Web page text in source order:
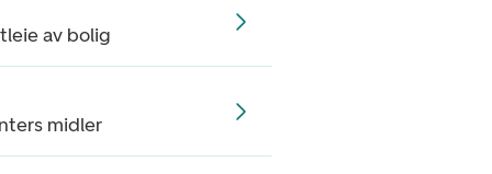
av bolig
midler